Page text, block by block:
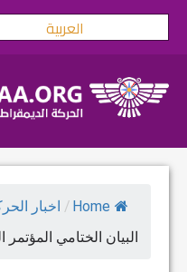
Skip
العربية
Home
/ اخبار
البيان الختامي المؤتمر